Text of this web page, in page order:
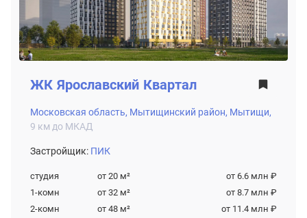
ЖК Ярославский Квартал
Московская область, Мытищинский район, Мытищи,
9 км до МКАД
Застройщик: ПИК
студия от 20 м²
от 6.6 млн ₽
1-комн
от 32 м²
от 8.7 млн ₽
2-комн
от 48 м²
от 11.4 млн ₽